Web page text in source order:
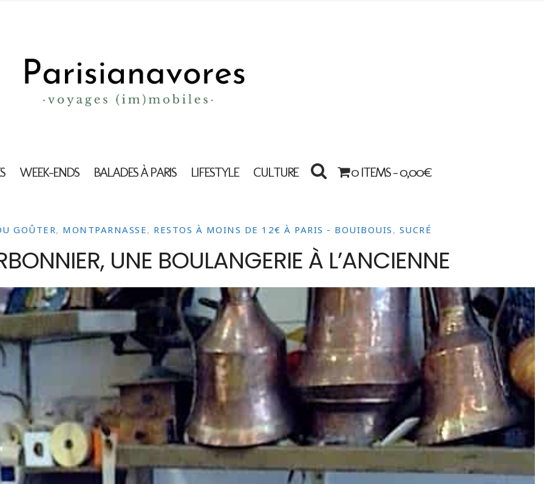
WEEK-ENDS BALADES À PARIS LIFESTYLE CULTURE 0 ITEMS -0,00€
GOÛTER, MONTPARNASSE, RESTOS À MOINS DE 12€ À PARIS - BOUIBOUIS , SUCRÉ
UNE BOULANGERIE À L’ANCIENNE